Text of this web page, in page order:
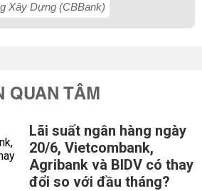
Xây Dựng (CBBank)
QUAN TÂM
Lãi suất ngân hàng ngày
20/6, Vietcombank,
Agribank và BIDV có thay
đổi so với đầu tháng?